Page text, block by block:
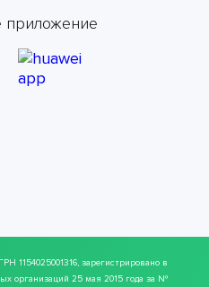
приложение
1154025001316, зарегистрировано в
организаций 25 мая 2015 года за №